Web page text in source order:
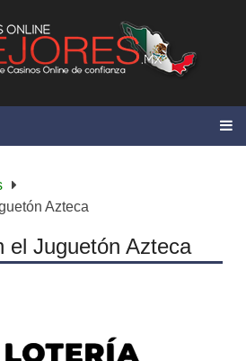
Azteca
el Juguetón Azteca